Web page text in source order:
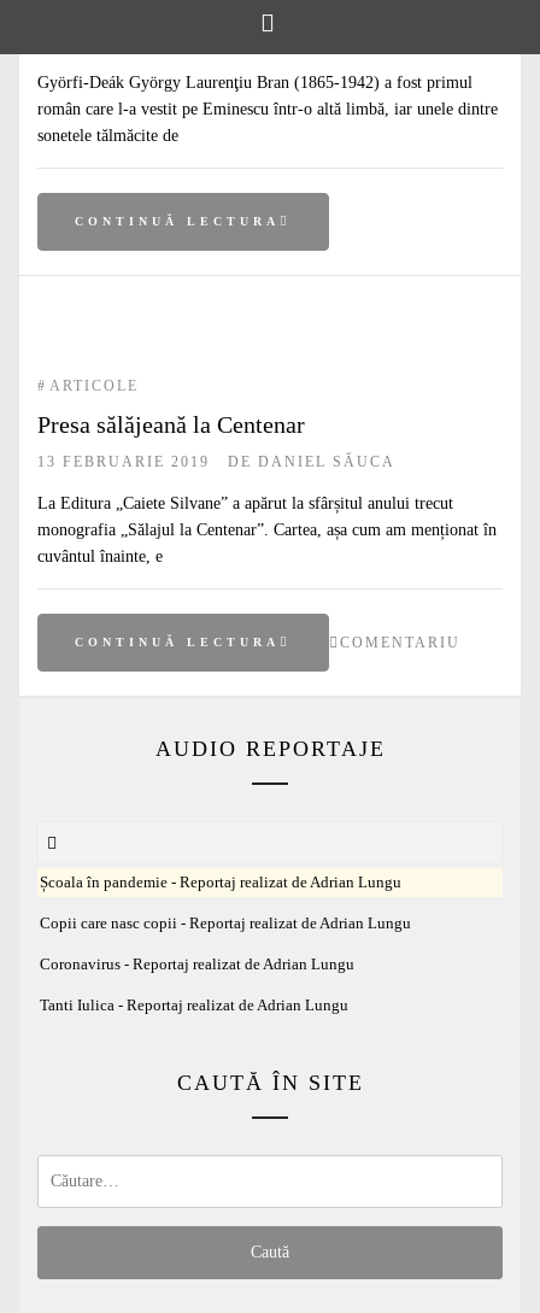
Györfi-Deák György Laurenţiu Bran (1865-1942) a fost primul
român care l-a vestit pe Eminescu într-o altă limbă, iar unele dintre
sonetele tălmăcite de
CONTINUĂ LECTURA
# ARTICOLE
Presa sălăjeană la Centenar
13 FEBRUARIE 2019 DE DANIEL SĂUCA
La Editura „Caiete Silvane” a apărut la sfârșitul anului trecut
monografia „Sălajul la Centenar”. Cartea, așa cum am menționat în
cuvântul înainte, e
CONTINUĂ LECTURA COMENTARIU
AUDIO REPORTAJE
Școala în pandemie - Reportaj realizat de Adrian Lungu
Copii care nasc copii - Reportaj realizat de Adrian Lungu
Coronavirus - Reportaj realizat de Adrian Lungu
Tanti Iulica - Reportaj realizat de Adrian Lungu
CAUTĂ ÎN SITE